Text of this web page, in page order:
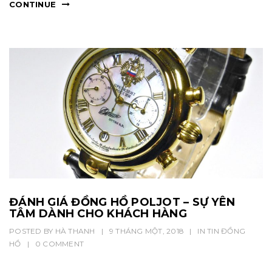
CONTINUE
ĐÁNH GIÁ ĐỒNG HỒ POLJOT – SỰ YÊN
TÂM DÀNH CHO KHÁCH HÀNG
POSTED BY HÀ THANH | 9 THÁNG MỘT, 2018 | IN TIN ĐỒNG
HỒ
| 0 COMMENT